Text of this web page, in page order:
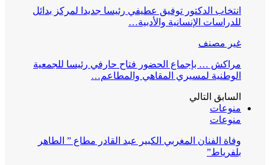
انتخاب الدكتور توفيق عطيفي رئيسا جديدا لمركز بدائل
للدراسات الإنسانية والأدبية…
غير مصنف
مراكش … بإجماع الحضور فتاح حارفي رئيسا للجمعية
الوطنية لمسيري المقاهي والمطاعم…
السابق التالي
منوعات
منوعات
وفاة الفنان المغربي الكبير عبد القادر مطاع ” الطاهر
بلفرياط”